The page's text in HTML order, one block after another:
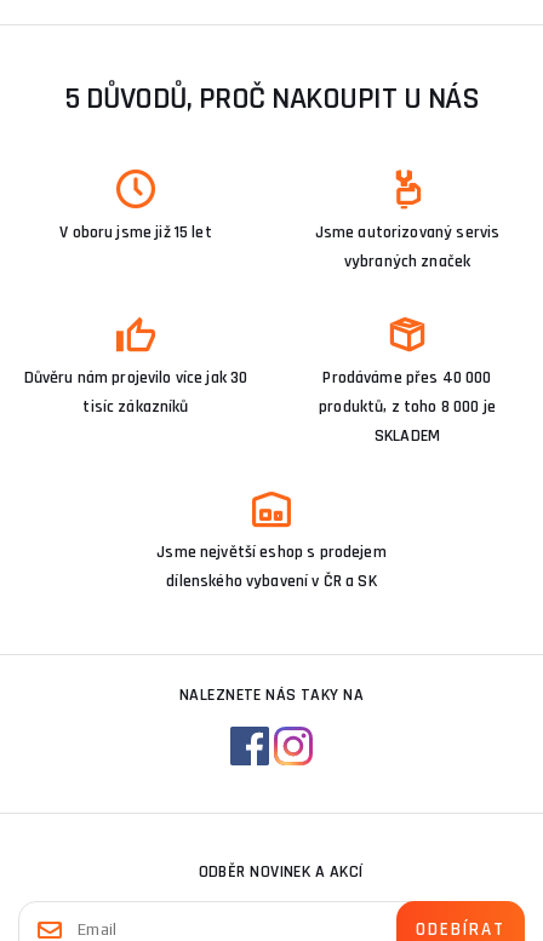
5 DŮVODŮ, PROČ NAKOUPIT U NÁS
V oboru jsme již 15 let
Jsme autorizovaný servis
vybraných značek
Důvěru nám projevilo více jak 30
tisíc zákazníků
Prodáváme přes 40 000
produktů, z toho 8 000 je
SKLADEM
Jsme největší eshop s prodejem
dílenského vybavení v ČR a SK
NALEZNETE NÁS TAKY NA
ODBĚR NOVINEK A AKCÍ